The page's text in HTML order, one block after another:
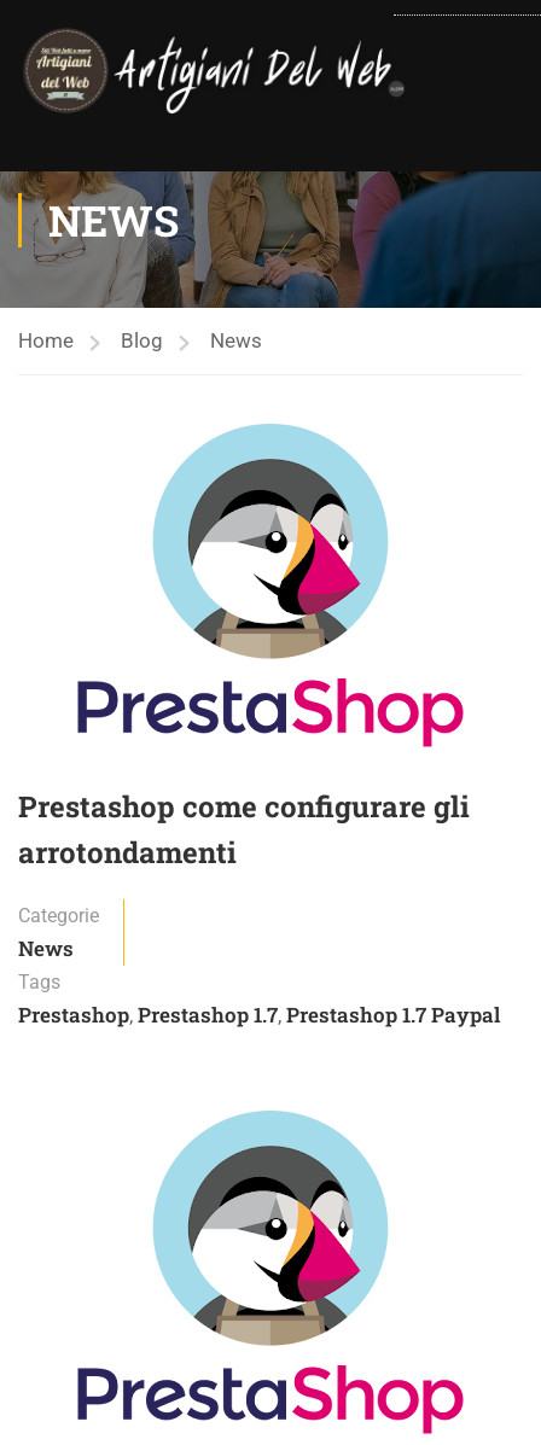
NEWS
Home Blog News
Prestashop come configurare gli
arrotondamenti
Categorie
News
Tags
Prestashop, Prestashop 1.7, Prestashop 1.7 Paypal